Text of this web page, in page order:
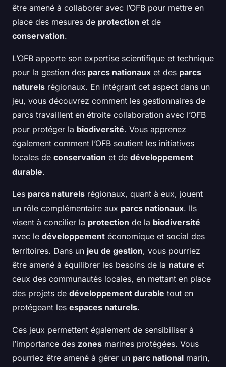
être amené à collaborer avec l’OFB pour mettre en
place des mesures de protection et de
conservation.
L’OFB apporte son expertise scientifique et technique
pour la gestion des parcs nationaux et des parcs
naturels régionaux. En intégrant cet aspect dans un
jeu, vous découvrez comment les gestionnaires de
parcs travaillent en étroite collaboration avec l’OFB
pour protéger la biodiversité. Vous apprenez
également comment l’OFB soutient les initiatives
locales de conservation et de développement
durable.
Les parcs naturels régionaux, quant à eux, jouent
un rôle complémentaire aux parcs nationaux. Ils
visent à concilier la protection de la biodiversité
avec le développement économique et social des
territoires. Dans un jeu de gestion, vous pourriez
être amené à équilibrer les besoins de la nature et
ceux des communautés locales, en mettant en place
des projets de développement durable tout en
protégeant les espaces naturels.
Ces jeux permettent également de sensibiliser à
l’importance des zones marines protégées. Vous
pourriez être amené à gérer un parc national marin,